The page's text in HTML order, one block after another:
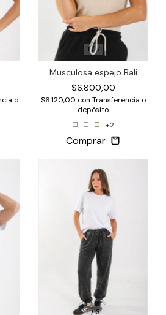
o
1/7
Musculosa espejo Bali
$6.800,00
$6.120,00 con Transferencia o
depósito
+2
Comprar
1/3